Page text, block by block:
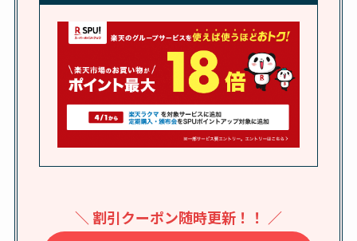
しまむら布団セット
の料金は？セール・
半額になるのはい
つ？激安販売店・通
販も調査
karseellはどこで売っ
売店も調査
＼ 割引クーポン随時更新！！ ／